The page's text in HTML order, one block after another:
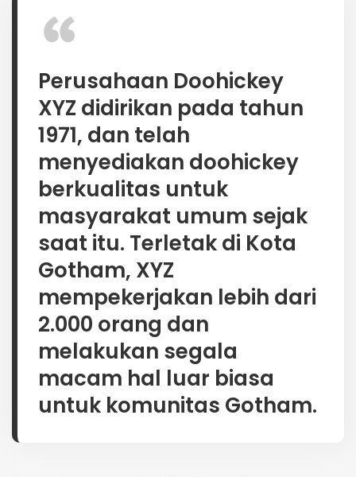
Perusahaan Doohickey
XYZ didirikan pada tahun
1971, dan telah
menyediakan doohickey
berkualitas untuk
masyarakat umum sejak
saat itu. Terletak di Kota
Gotham, XYZ
mempekerjakan lebih dari
2.000 orang dan
melakukan segala
macam hal luar biasa
untuk komunitas Gotham.